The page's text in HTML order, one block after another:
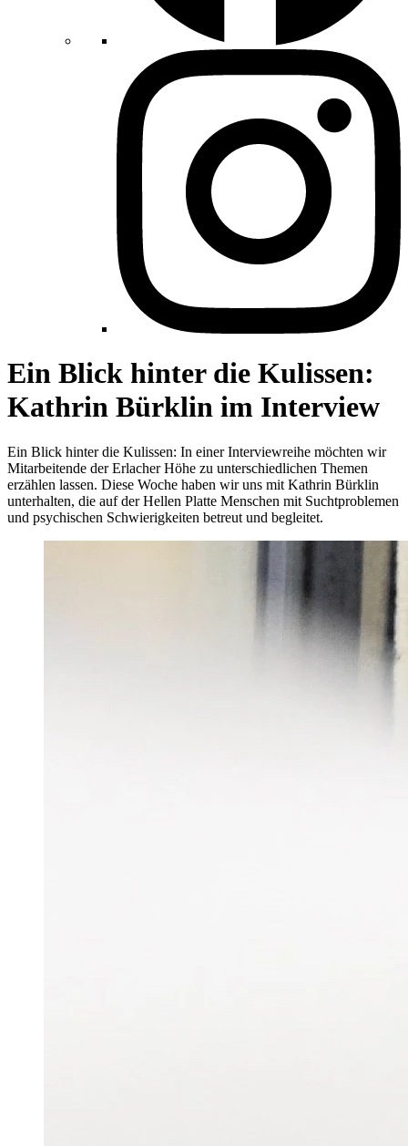
Ein Blick hinter die Kulissen:
Kathrin Bürklin im Interview
Ein Blick hinter die Kulissen: In einer Interviewreihe möchten wir
Mitarbeitende der Erlacher Höhe zu unterschiedlichen Themen
erzählen lassen. Diese Woche haben wir uns mit Kathrin Bürklin
unterhalten, die auf der Hellen Platte Menschen mit Suchtproblemen
und psychischen Schwierigkeiten betreut und begleitet.